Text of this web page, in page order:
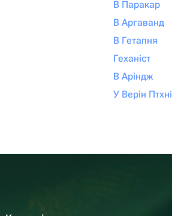
В Паракар
В Аргаванд
В Гетапня
Геханіст
В Аріндж
У Верін Птхні